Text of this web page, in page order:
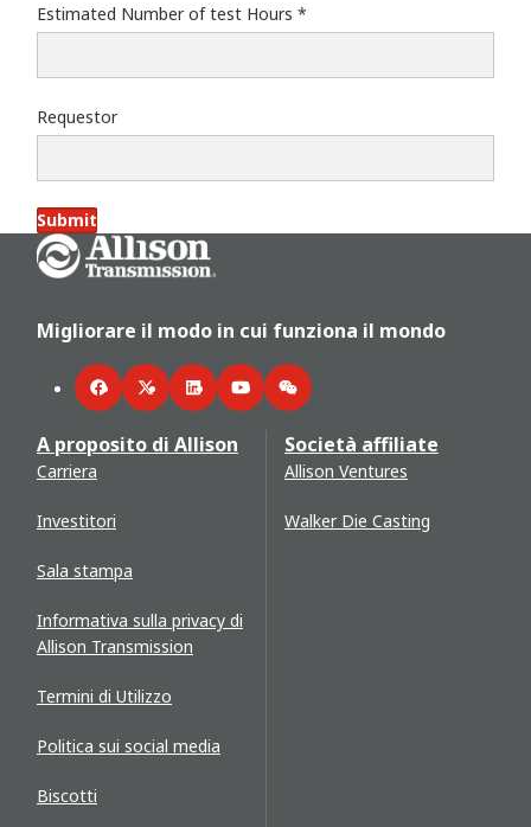
Estimated Number of test Hours
Requestor
Submit
Go Home
Migliorare il modo in cui funziona il mondo
FacebookTwitterLinkedInYouTubeWeChat
A proposito di Allison
Carriera
Investitori
Sala stampa
Informativa sulla privacy di
Allison Transmission
Termini di Utilizzo
Politica sui social media
Biscotti
Società affiliate
Allison Ventures
Walker Die Casting